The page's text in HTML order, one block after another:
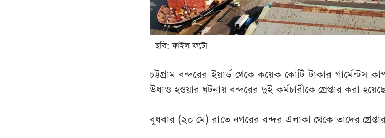
ছবি: ফাইল ফটো
চট্টগ্রাম বন্দরের ইয়ার্ড থেকে কয়েক কোটি টাকার গার্মেন্টস
উধাও হওয়ার ঘটনায় বন্দরের দুই কর্মচারীকে গ্রেপ্তার করা
বুধবার (২০ মে) রাতে নগরের বন্দর এলাকা থেকে তাদের